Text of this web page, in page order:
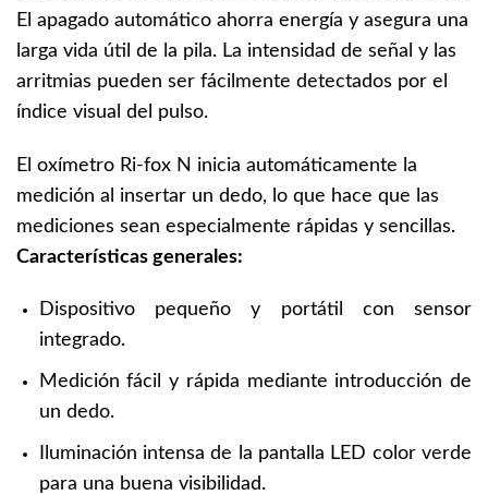
El apagado automático ahorra energía y asegura una
larga vida útil de la pila. La intensidad de señal y las
arritmias pueden ser fácilmente detectados por el
índice visual del pulso.
El oxímetro Ri-fox N inicia automáticamente la
medición al insertar un dedo, lo que hace que las
mediciones sean especialmente rápidas y sencillas.
Características generales:
Dispositivo pequeño y portátil con sensor
integrado.
Medición fácil y rápida mediante introducción de
un dedo.
Iluminación intensa de la pantalla LED color verde
para una buena visibilidad.